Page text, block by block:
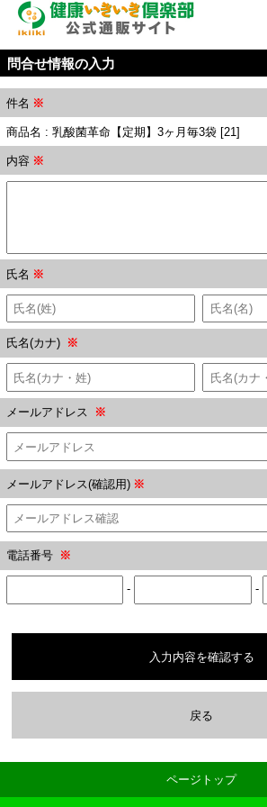
問合せ情報の入力
件名 ※
商品名 : 乳酸菌革命【定期】3ヶ月毎3袋 [21]
内容 ※
氏名 ※
氏名(カナ) ※
メールアドレス ※
メールアドレス(確認用) ※
電話番号 ※
- -
入力内容を確認する
戻る
ページトップ